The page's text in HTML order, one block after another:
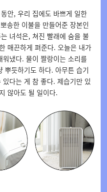
동안, 우리 집에도 바쁘게 일한
뽀송한 이불을 만들어준 장본인
녀석은, 쳐진 빨래에 숨을 불
매끈하게 펴준다. 오늘은 내가
워냈다. 물이 짤랑이는 소리를
뿌듯하기도 하다. 아무튼 습기
있다는 게 참 좋다. 제습기만 있
않아도 될 일이다.